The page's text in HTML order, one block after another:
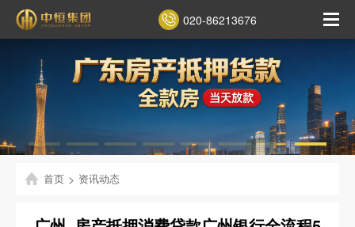
020-86213676
首页 > 资讯动态